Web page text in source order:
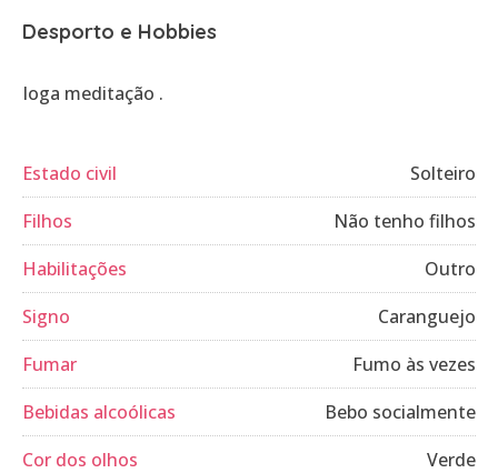
Desporto e Hobbies
Ioga meditação .
Estado civil
Solteiro
Filhos
Não tenho filhos
Habilitações
Outro
Signo
Caranguejo
Fumar
Fumo às vezes
Bebidas alcoólicas
Bebo socialmente
Cor dos olhos
Verde